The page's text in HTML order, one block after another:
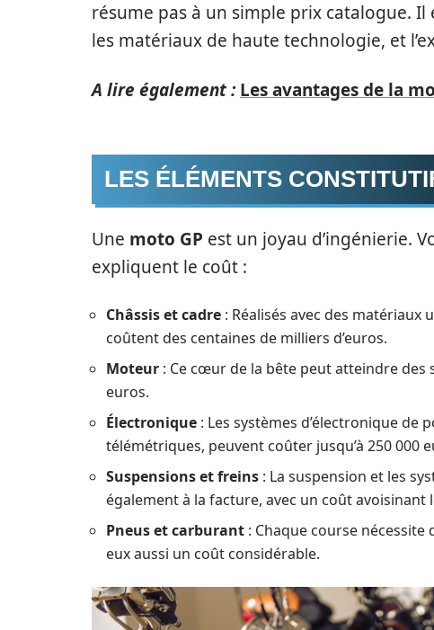
résume pas à un simple prix catalogue.
les matériaux de haute technologie, et
A lire également : Les avantages de la
LES ÉLÉMENTS
Une moto GP est un joyau d’ingénierie.
expliquent le coût :
Châssis et cadre : Réalisés avec des matériaux
coûtent des centaines de milliers d’euros.
Moteur : Ce cœur de la bête peut atteindre des
euros.
Électronique : Les systèmes d’électronique de
télémétriques, peuvent coûter jusqu’à 250 000
Suspensions et freins : La suspension et les
également à la facture, avec un coût avoisinant
Pneus et carburant : Chaque course
eux aussi un coût considérable.